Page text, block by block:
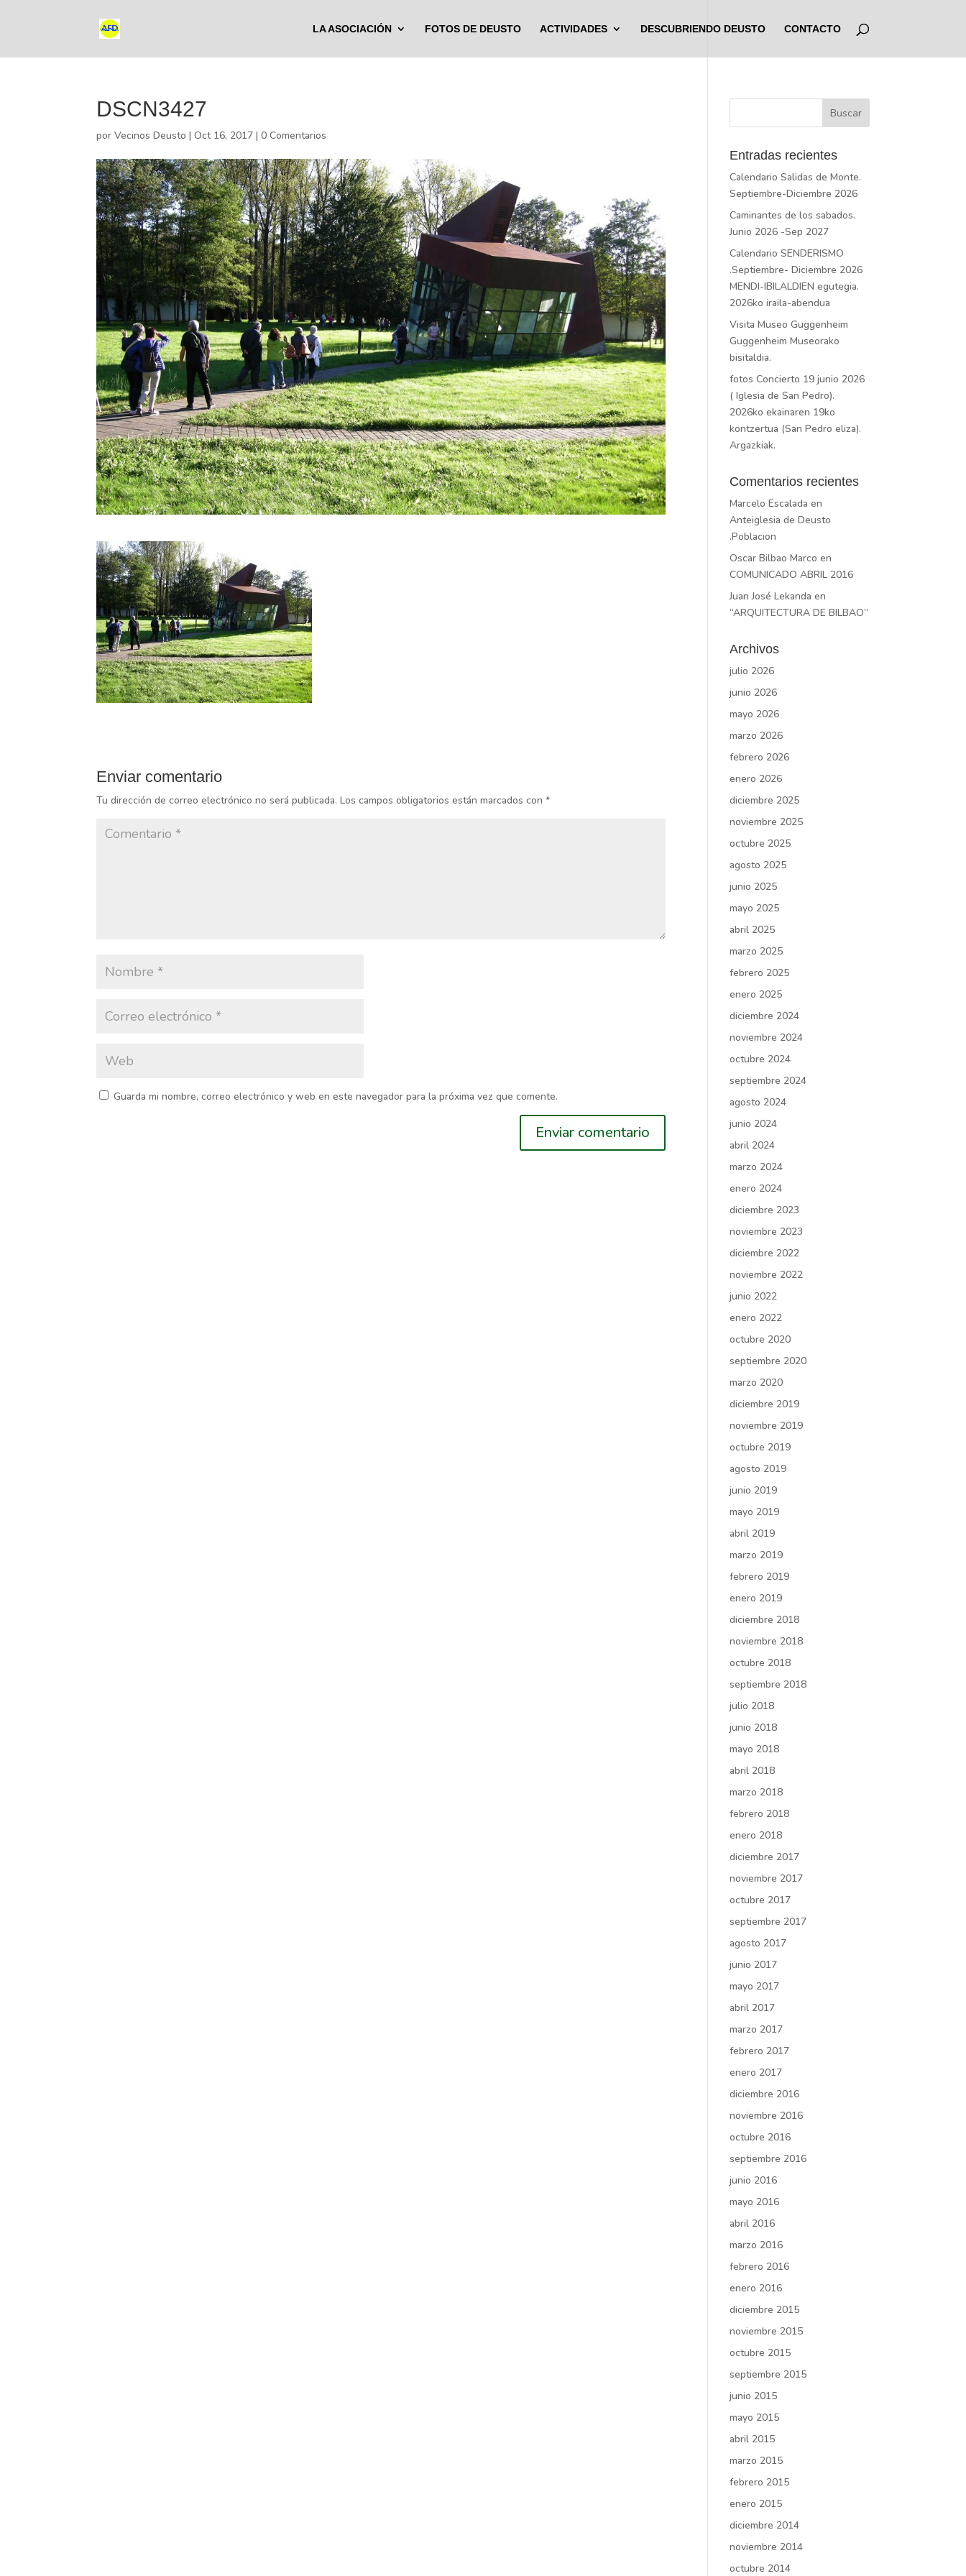
LA ASOCIACIÓN FOTOS DE DEUSTO ACTIVIDADES DESCUBRIENDO DEUSTO CONTACTO
DSCN3427
porVecinos Deusto |Oct 16, 2017 |0 Comentarios
Enviar comentario
Tu dirección de correo electrónico no será publicada. Los campos obligatorios están marcados con*
Guarda mi nombre, correo electrónico y web en este navegador para la próxima vez que comente.
Entradas recientes
Calendario Salidas de Monte.
Septiembre-Diciembre 2026
Caminantes de los sabados.
Junio 2026 -Sep 2027
Calendario SENDERISMO
.Septiembre- Diciembre 2026
MENDI-IBILALDIEN egutegia.
2026ko iraila-abendua
Visita Museo Guggenheim
Guggenheim Museorako
bisitaldia.
fotos Concierto 19 junio 2026
( Iglesia de San Pedro).
2026ko ekainaren 19ko
kontzertua (San Pedro eliza).
Argazkiak.
Comentarios recientes
Marcelo Escalada en
Anteiglesia de Deusto
.Poblacion
Oscar Bilbao Marco en
COMUNICADO ABRIL 2016
Juan José Lekanda en
“ARQUITECTURA DE BILBAO”
Archivos
julio 2026
junio 2026
mayo 2026
marzo 2026
febrero 2026
enero 2026
diciembre 2025
noviembre 2025
octubre 2025
agosto 2025
junio 2025
mayo 2025
abril 2025
marzo 2025
febrero 2025
enero 2025
diciembre 2024
noviembre 2024
octubre 2024
septiembre 2024
agosto 2024
junio 2024
abril 2024
marzo 2024
enero 2024
diciembre 2023
noviembre 2023
diciembre 2022
noviembre 2022
junio 2022
enero 2022
octubre 2020
septiembre 2020
marzo 2020
diciembre 2019
noviembre 2019
octubre 2019
agosto 2019
junio 2019
mayo 2019
abril 2019
marzo 2019
febrero 2019
enero 2019
diciembre 2018
noviembre 2018
octubre 2018
septiembre 2018
julio 2018
junio 2018
mayo 2018
abril 2018
marzo 2018
febrero 2018
enero 2018
diciembre 2017
noviembre 2017
octubre 2017
septiembre 2017
agosto 2017
junio 2017
mayo 2017
abril 2017
marzo 2017
febrero 2017
enero 2017
diciembre 2016
noviembre 2016
octubre 2016
septiembre 2016
junio 2016
mayo 2016
abril 2016
marzo 2016
febrero 2016
enero 2016
diciembre 2015
noviembre 2015
octubre 2015
septiembre 2015
junio 2015
mayo 2015
abril 2015
marzo 2015
febrero 2015
enero 2015
diciembre 2014
noviembre 2014
octubre 2014